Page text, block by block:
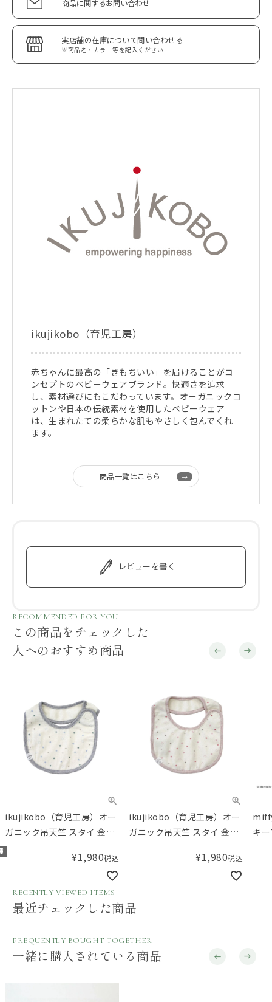
商品に関するお問い合わせ
実店舗の在庫について問い合わせる
※商品名・カラー等を記入ください
ikujikobo（育児工房）
赤ちゃんに最高の「きもちいい」を届けることがコ
ンセプトのベビーウェアブランド。快適さを追求
し、素材選びにもこだわっています。オーガニックコ
ットンや日本の伝統素材を使用したベビーウェア
は、生まれたての柔らかな肌もやさしく包んでくれ
ます。
商品一覧はこちら
レビューを書く
RECOMMENDED FOR YOU
この商品をチェックした
人へのおすすめ商品
ikujikobo（育児工房）オー
ガニック吊天竺 スタイ 金平
糖 ブルー
¥1,980税込
ikujikobo（育児工房）オー
ガニック吊天竺 スタイ 金平
¥1,980税込
キ
RECENTLY VIEWED ITEMS
最近チェックした商品
FREQUENTLY BOUGHT TOGETHER
一緒に購入されている商品